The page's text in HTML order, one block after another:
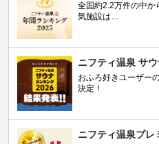
全国約2.2万件の中か
気施設は…
ニフティ温泉 サ
おふろ好きユーザー
決定！
ニフティ温泉プレ